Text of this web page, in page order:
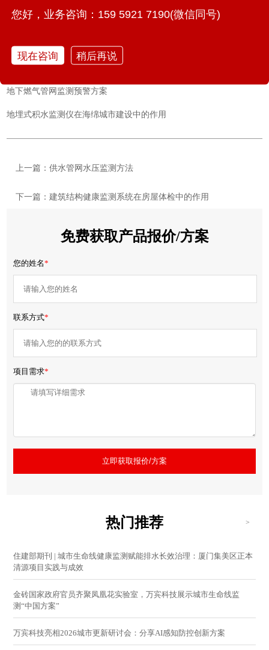
桥梁结构健康监测系统的核心设备有哪些？
如何利用综合管廊监测系统守护城市的“里子”
智能井盖传感器如何应对井盖监测难题？
地下燃气管网监测预警方案
地埋式积水监测仪在海绵城市建设中的作用
上一篇：供水管网水压监测方法
下一篇：建筑结构健康监测系统在房屋体检中的作用
免费获取产品报价/方案
您的姓名*
联系方式*
项目需求*
立即获取报价/方案
热门推荐 >
住建部期刊 | 城市生命线健康监测赋能排水长效治理：厦门集美区正本
清源项目实践与成效
金砖国家政府官员齐聚凤凰花实验室，万宾科技展示城市生命线监
测“中国方案”
万宾科技亮相2026城市更新研讨会：分享AI感知防控创新方案
您好，业务咨询：159 5921 7190(微信同号)
现在咨询 稍后再说